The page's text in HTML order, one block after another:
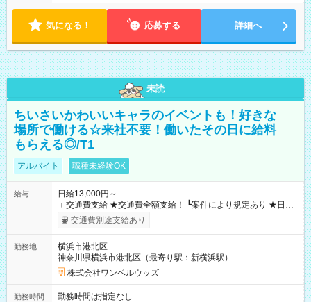
気になる！ 応募する 詳細へ
未読
ちいさいかわいいキャラのイベントも！好きな
場所で働ける☆来社不要！働いたその日に給料
もらえる◎/T1
アルバイト 職種未経験OK
給与
日給13,000円～
＋交通費支給 ★交通費全額支給！ ┗案件により規定あり ★日払
いOK！（規定あり） ┗働いたその日に現金GET♪ お仕事後はコ
ンビニATMから 日払い分を引き落とせます！ 【試用期間】試
交通費別途支給あり
勤務地
横浜市港北区
神奈川県横浜市港北区（最寄り駅：新横浜駅）
株式会社ワンベルウッズ
勤務時間
勤務時間は指定なし